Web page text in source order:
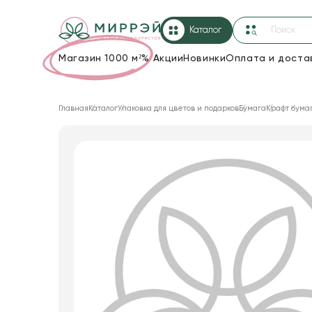
Каталог
Магазин 1000 м²%Акции НовинкиОплата и
Декор для дома
Товары для флористов
Пакеты для цветов и подарков
Главная КаталогУпаковка для цветов и подарковБумага Крафт